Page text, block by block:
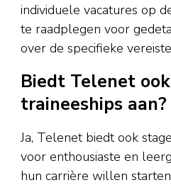
individuele vacatures op
te raadplegen voor
over de specifieke
Biedt Telenet
traineeships aan?
Ja, Telenet biedt ook
voor enthousiaste en
hun carrière willen